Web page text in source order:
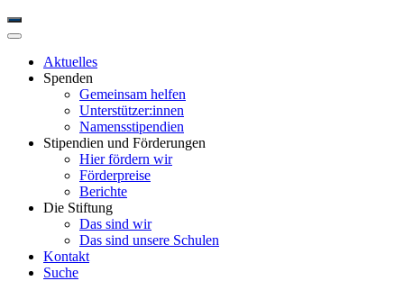
Aktuelles
Spenden
Gemeinsam helfen
Unterstützer:innen
Namensstipendien
Stipendien und Förderungen
Hier fördern wir
Förderpreise
Berichte
Die Stiftung
Das sind wir
Das sind unsere Schulen
Kontakt
Suche